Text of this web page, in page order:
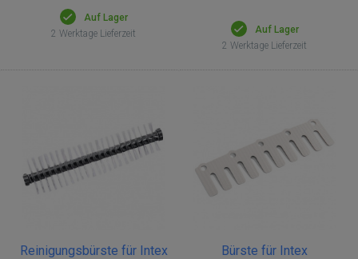
Auf Lager
2 Werktage Lieferzeit
Auf Lager
2 Werktage Lieferzeit
Reinigungsbürste für Intex
Bürste für Intex